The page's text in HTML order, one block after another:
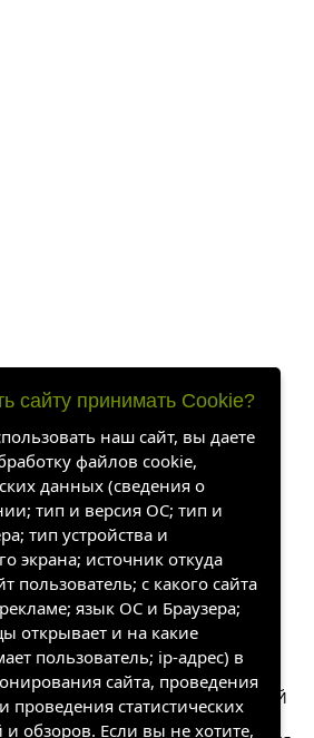
УЛУСНЫЙ КРАЕВЕДЧЕСКИЙ
Все права защищены.
сайту принимать Cookie?
наш сайт, вы даете
файлов cookie,
данных (сведения о
тип и версия ОС; тип и
тип устройства и
экрана; источник откуда
пользователь; с какого сайта
язык ОС и Браузера;
открывает и на какие
пользователь; ip-адрес) в
сайта, проведения
проведения статистических
и обзоров. Если вы не хотите,